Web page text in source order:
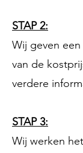
STAP 2:
Wij geven
van de
verdere
STAP 3:
Wij werken